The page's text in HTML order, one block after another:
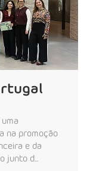
na promoção
e da
junto d...